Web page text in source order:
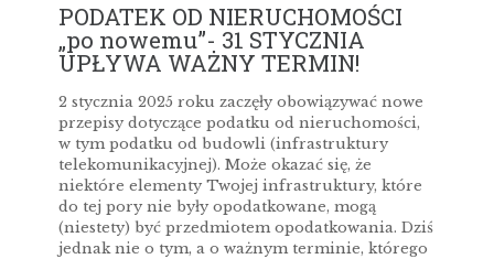
PODATEK OD NIERUCHOMOŚCI
„po nowemu”- 31 STYCZNIA
UPŁYWA WAŻNY TERMIN!
2 stycznia 2025 roku zaczęły obowiązywać nowe
przepisy dotyczące podatku od nieruchomości,
w tym podatku od budowli (infrastruktury
telekomunikacyjnej). Może okazać się, że
niektóre elementy Twojej infrastruktury, które
do tej pory nie były opodatkowane, mogą
(niestety) być przedmiotem opodatkowania. Dziś
jednak nie o tym, a o ważnym terminie, którego